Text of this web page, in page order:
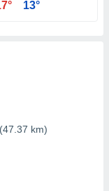
13°
(47.37 km)